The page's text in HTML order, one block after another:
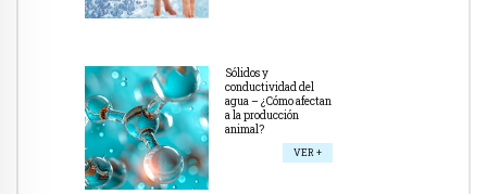
Sólidos y
conductividad del
agua – ¿Cómo afectan
a la producción
animal?
VER +